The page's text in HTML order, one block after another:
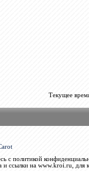
Текущее
политикой
и ссылки на www.kroi.ru, для